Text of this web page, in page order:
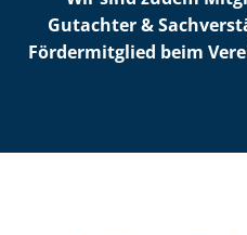
Gutachter &
Fördermitglied beim